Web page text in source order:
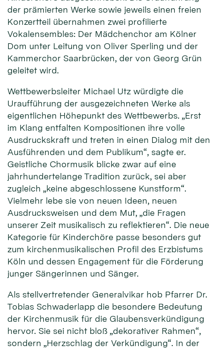
der prämierten Werke sowie jeweils einen freien
Konzertteil übernahmen zwei profilierte
Vokalensembles: Der Mädchenchor am Kölner
Dom unter Leitung von Oliver Sperling und der
Kammerchor Saarbrücken, der von Georg Grün
geleitet wird.
Wettbewerbsleiter Michael Utz würdigte die
Uraufführung der ausgezeichneten Werke als
eigentlichen Höhepunkt des Wettbewerbs. „Erst
im Klang entfalten Kompositionen ihre volle
Ausdruckskraft und treten in einen Dialog mit den
Ausführenden und dem Publikum“, sagte er.
Geistliche Chormusik blicke zwar auf eine
jahrhundertelange Tradition zurück, sei aber
zugleich „keine abgeschlossene Kunstform“.
Vielmehr lebe sie von neuen Ideen, neuen
Ausdrucksweisen und dem Mut, „die Fragen
unserer Zeit musikalisch zu reflektieren“. Die neue
Kategorie für Kinderchöre passe besonders gut
zum kirchenmusikalischen Profil des Erzbistums
Köln und dessen Engagement für die Förderung
junger Sängerinnen und Sänger.
Als stellvertretender Generalvikar hob Pfarrer Dr.
Tobias Schwaderlapp die besondere Bedeutung
der Kirchenmusik für die Glaubensverkündigung
hervor. Sie sei nicht bloß „dekorativer Rahmen“,
sondern „Herzschlag der Verkündigung“. In der